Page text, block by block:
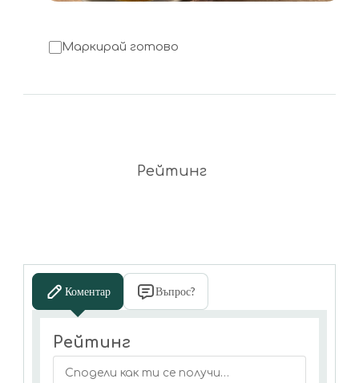
Маркирай готово
Рейтинг
Коментар Въпрос?
Рейтинг